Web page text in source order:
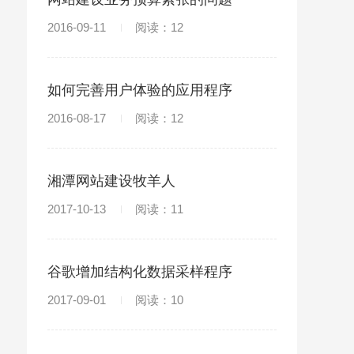
2016-09-11 阅读：12
如何完善用户体验的应用程序
2016-08-17 阅读：12
湘潭网站建设牧羊人
2017-10-13 阅读：11
谷歌增加结构化数据采样程序
2017-09-01 阅读：10